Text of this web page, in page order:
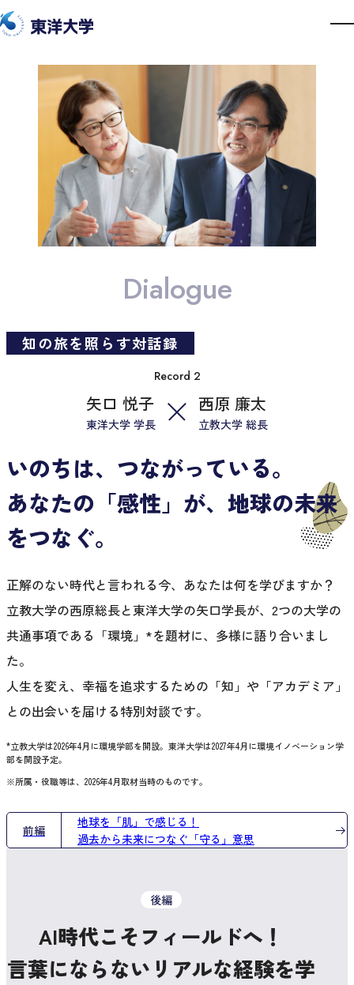
気になるテーマを読む
対話をじっくり読む
初めての方へ
Dialogue
知の旅を照らす対話録
Record 2
矢口 悦子
東洋大学 学長
西原 廉太
立教大学 総長
いのちは、つながっている。
あなたの「感性」が、地球の未来
をつなぐ。
正解のない時代と言われる今、あなたは何を学びますか？
立教大学の西原総長と東洋大学の矢口学長が、2つの大学の
共通事項である「環境」*を題材に、多様に語り合いまし
た。
人生を変え、幸福を追求するための「知」や「アカデミア」
との出会いを届ける特別対談です。
*立教大学は2026年4月に環境学部を開設。東洋大学は2027年4月に環境イノベーション学
部を開設予定。
※所属・役職等は、2026年4月取材当時のものです。
前編
地球を「肌」で感じる！
過去から未来につなぐ「守る」意思
後編
AI時代こそフィールドへ！
言葉にならないリアルな経験を学